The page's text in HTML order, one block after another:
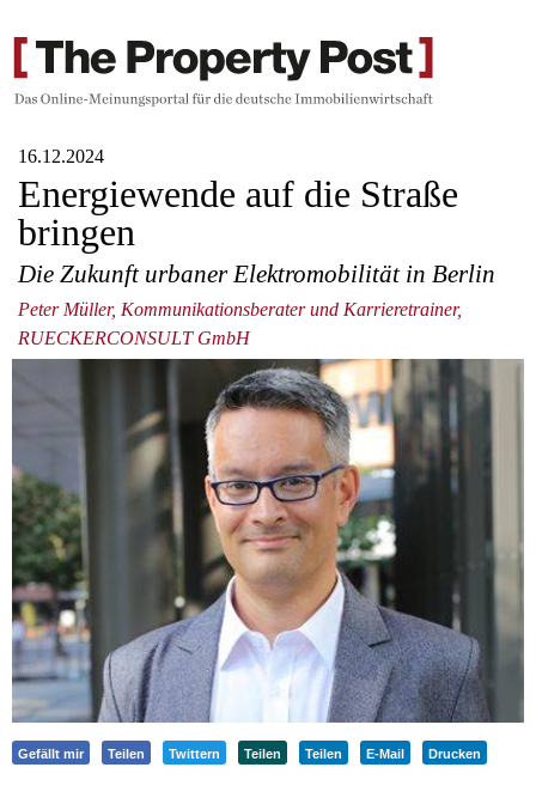
16.12.2024
Energiewende auf die Straße
bringen
Die Zukunft urbaner Elektromobilität in Berlin
Peter Müller, Kommunikationsberater und Karrieretrainer,
RUECKERCONSULT GmbH
Gefällt mir Teilen Twittern Teilen Teilen E-Mail Drucken